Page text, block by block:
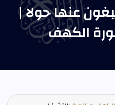
عنها حولا |